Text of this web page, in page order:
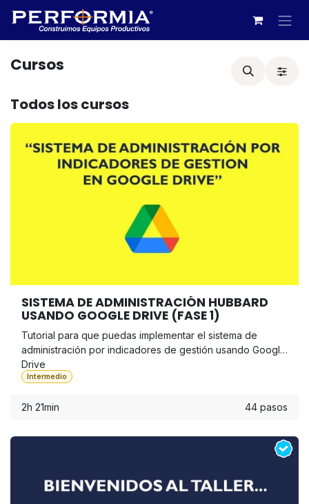
Ir al contenido
Cursos
Todos los cursos
SISTEMA DE ADMINISTRACIÓN HUBBARD
USANDO GOOGLE DRIVE (FASE 1)
Tutorial para que puedas implementar el sistema de
administración por indicadores de gestión usando Google
Drive
Intermedio
2h 21min 44 pasos